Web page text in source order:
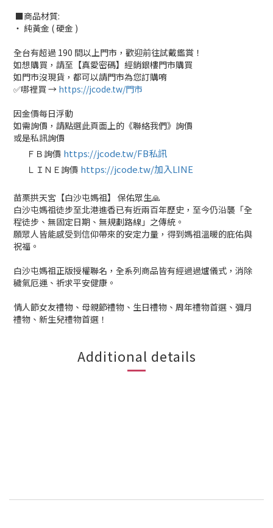
■商品材質:
‧ 純黃金 ( 硬金 )
全台有超過 190 間以上門市，歡迎前往試戴鑑賞！
如想購買，請至【真愛密碼】經銷銀樓門市購買
如門市沒現貨，都可以請門市為您訂購唷
✅哪裡買 → https://jcode.tw/門市
因金價每日浮動
如需詢價，請點選此頁面上的《聯絡我們》詢價
或是私訊詢價
ＦＢ詢價 https://jcode.tw/FB私訊
ＬＩＮＥ詢價 https://jcode.tw/加入LINE
苗栗拱天宮【白沙屯媽祖】 保佑眾生🙏
白沙屯媽祖徒步至北港進香已有近兩百年歷史，至今仍沿襲「全
程徒步、無固定日期、無規劃路線」之傳統。
願眾人皆能感受到信仰帶來的安定力量，得到媽祖溫暖的庇佑與
祝福。
白沙屯媽祖正版授權聯名，全系列商品皆有經過過爐儀式，消除
穢氣厄運、祈求平安健康。
情人節女友禮物、母親節禮物、生日禮物、周年禮物首選、彌月
禮物、新生兒禮物首選！
Additional details